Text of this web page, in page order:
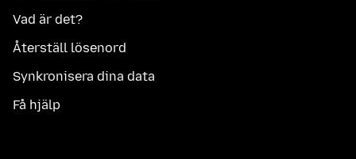
Vad är det?
Återställ lösenord
Synkronisera dina data
Få hjälp